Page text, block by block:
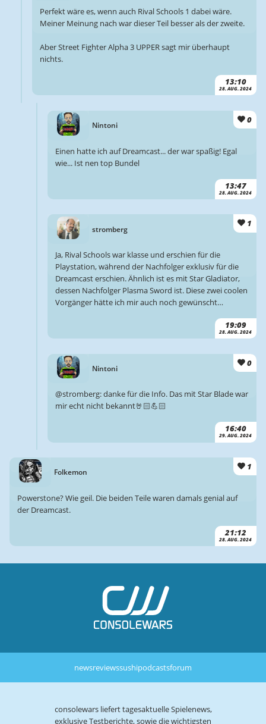
13:10
28. AUG. 2024
Perfekt wäre es, wenn auch Rival Schools 1 dabei wäre.
Meiner Meinung nach war dieser Teil besser als der zweite.
Aber Street Fighter Alpha 3 UPPER sagt mir überhaupt
nichts.
Nintoni
0
13:47
28. AUG. 2024
Einen hatte ich auf Dreamcast... der war spaßig! Egal
wie... Ist nen top Bundel
stromberg
1
19:09
28. AUG. 2024
Ja, Rival Schools war klasse und erschien für die
Playstation, während der Nachfolger exklusiv für die
Dreamcast erschien. Ähnlich ist es mit Star Gladiator,
dessen Nachfolger Plasma Sword ist. Diese zwei coolen
Vorgänger hätte ich mir auch noch gewünscht…
Nintoni
0
16:40
29. AUG. 2024
@stromberg: danke für die Info. Das mit Star Blade war
mir echt nicht bekannt🤘🏻💪🏻
Folkemon
1
21:12
28. AUG. 2024
Powerstone? Wie geil. Die beiden Teile waren damals genial auf
der Dreamcast.
newsreviewssushipodcastsforum
consolewars liefert tagesaktuelle Spielenews,
exklusive Testberichte, sowie die wichtigsten